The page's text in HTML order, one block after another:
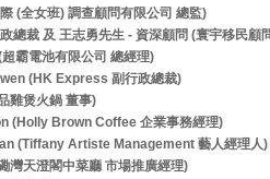
(全女班) 調查顧問有限公司 總監)
總裁 及 王志勇先生 - 資深顧問 (寰宇移民顧
霸電池有限公司 總經理)
(HK Express 副行政總裁)
雞煲火鍋 董事)
(Holly Brown Coffee 企業事務經理)
(Tiffany Artiste Management 藝人經理人)
灣天澄閣中菜廳 市場推廣經理)